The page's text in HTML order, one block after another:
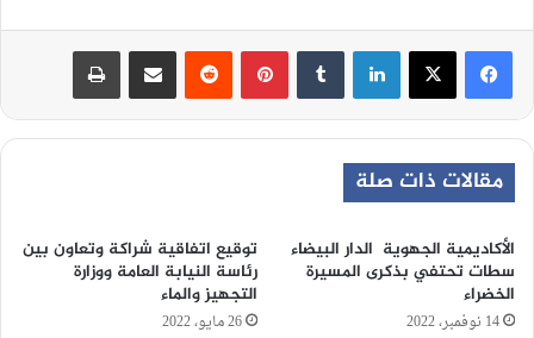
لينكدإن بينتيريست
مقالات ذات صلة
الأكاديمية الجهوية الدار البيضاء
سطات تحتفي بذكرى المسيرة
الخضراء
14 نوفمبر، 2022
توقيع اتفاقية شراكة وتعاون بين
رئاسة النيابة العامة ووزارة
التجهيز والماء
26 مايو، 2022